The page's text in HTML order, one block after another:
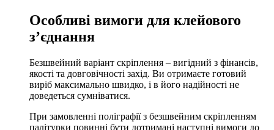
Особливі вимоги для клейового
з’єднання
Безшвейний варіант скріплення – вигідний з фінансів,
якості та довговічності захід. Ви отримаєте готовий
виріб максимально швидко, і в його надійності не
доведеться сумніватися.
При замовленні поліграфії з безшвейним скріпленням
палітурки повинні бути дотримані наступні вимоги до